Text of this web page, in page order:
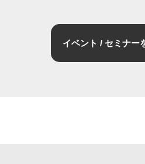
イベント / セミナー